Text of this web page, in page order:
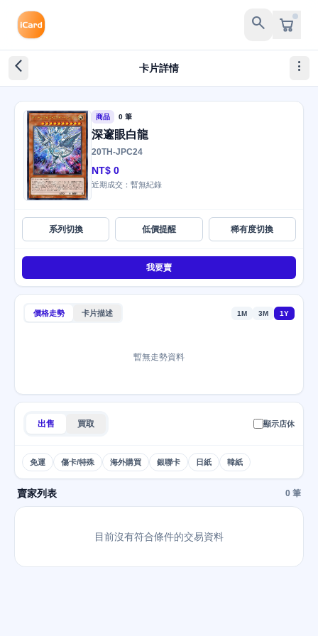
search
arrow_back_ios_new 卡片詳情 more_vert
商品 0 筆
深邃眼白龍
20TH-JPC24
NT$ 0
近期成交：暫無紀錄
系列切換 低價提醒 稀有度切換
我要賣
價格走勢 卡片描述 1M 3M 1Y
暫無走勢資料
出售 買取 顯示店休
免運 傷卡/特殊 海外購買 銀聯卡 日紙 韓紙
賣家列表 0 筆
目前沒有符合條件的交易資料